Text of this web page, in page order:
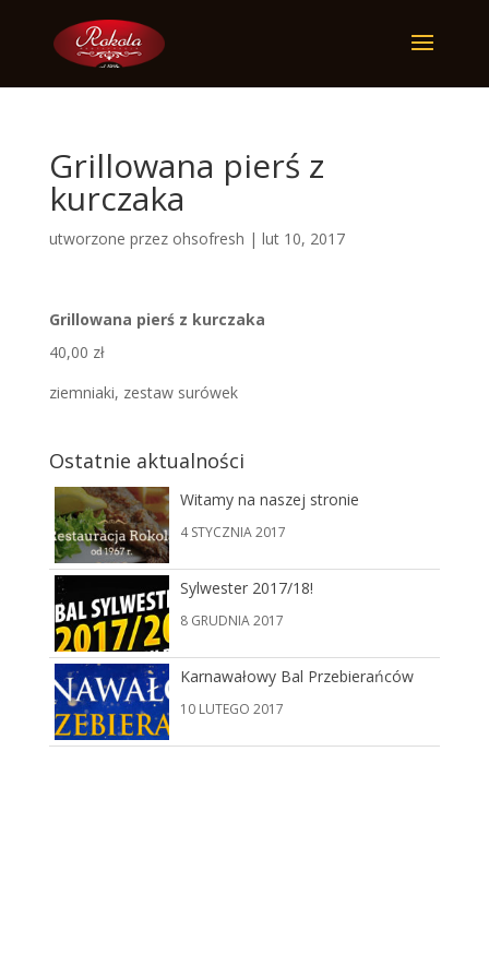
Grillowana pierś z
kurczaka
utworzone przez ohsofresh | lut 10, 2017
Grillowana pierś z kurczaka
40,00 zł
ziemniaki, zestaw surówek
Ostatnie aktualności
Witamy na naszej stronie
4 STYCZNIA 2017
Sylwester 2017/18!
8 GRUDNIA 2017
Karnawałowy Bal Przebierańców
10 LUTEGO 2017